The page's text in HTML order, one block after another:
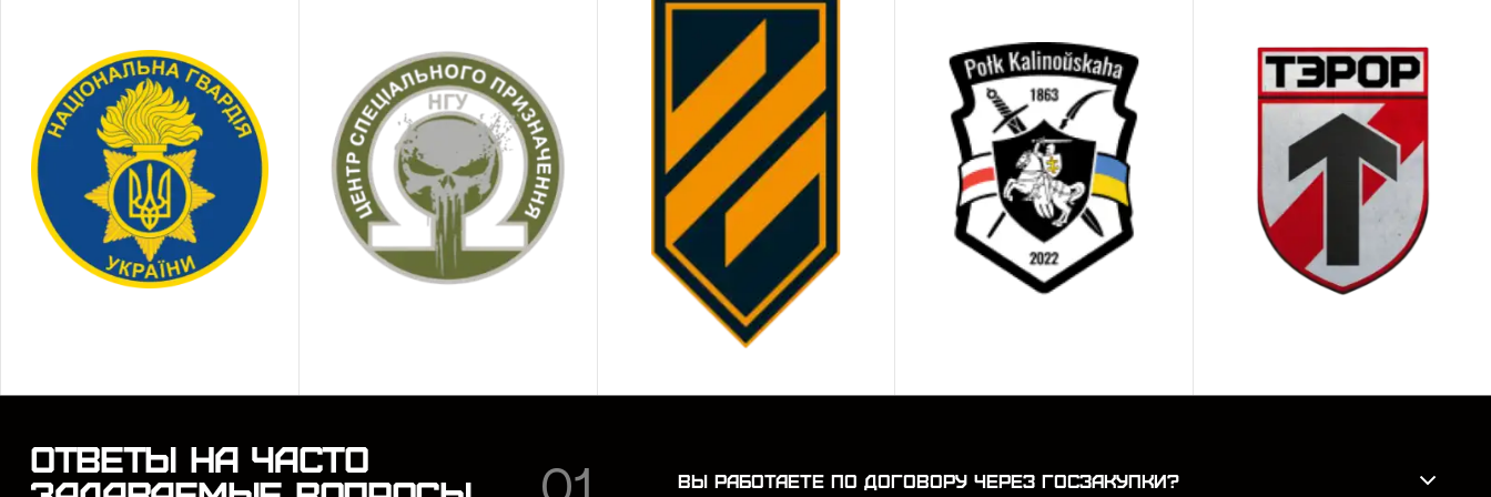
одноразовых тренировок, плотный картон – для более долгого использования.
Изображение. Мишень А4 бывает цветная или черно-белая, есть и различные прикольные варианты для
стрельбы, включая следующие:
печатная сетка с разметкой концентрическими кругами для оценки точности и кучности;
силуэтные цели для прикладных упражнений;
тренировочные схемы и изображения под конкретные задачи.
Именно такой набор характеристик и делает цели A4 универсальными, проявляя их удобство в
использовании практически под любые условия работы на короткие дистанции.
Почему стоит купить мишени А4 у нас
Мы делаем мишени сами, поэтому можем гарантировать качество и стабильность каждой партии. В
ОТВЕТЫ НА ЧАСТО
ВЫ РАБОТАЕТЕ ПО ДОГОВОРУ ЧЕРЕЗ ГОСЗАКУПКИ?